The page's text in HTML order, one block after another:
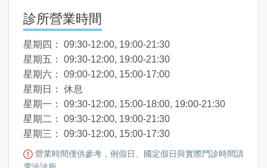
診所營業時間
星期四： 09:30-12:00, 19:00-21:30
星期五： 09:30-12:00, 19:00-21:30
星期六： 09:00-12:00, 15:00-17:00
星期日： 休息
星期一： 09:30-12:00, 15:00-18:00, 19:00-21:30
星期二： 09:30-12:00, 19:00-21:30
星期三： 09:30-12:00, 15:00-17:30
營業時間僅供參考，例假日、國定假日與實際門診時間請